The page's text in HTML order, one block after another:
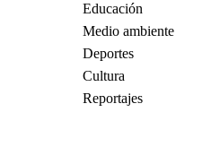
Educación
Medio ambiente
Deportes
Cultura
Reportajes